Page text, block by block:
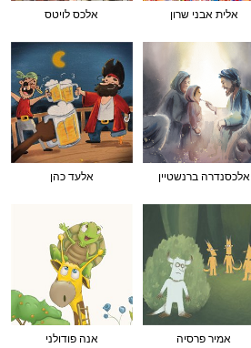
אלית אבני שרון אלכס לויטס
אלכסנדרה ברנשטיין אלעד כהן
אמיר פרסיה אנה פודולני